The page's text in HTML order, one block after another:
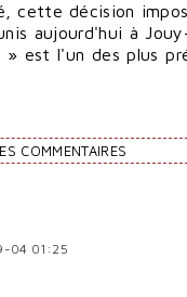
cette décision
aujourd'hui à
est l'un des plus
COMMENTAIRES
04 01:25